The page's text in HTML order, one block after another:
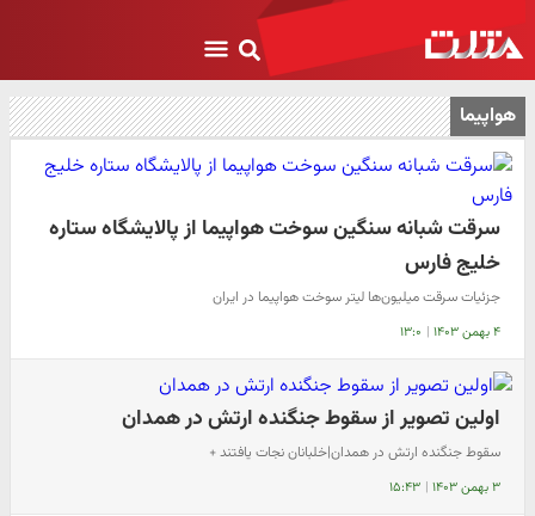
هواپیما
سرقت شبانه سنگین سوخت هواپیما از پالایشگاه ستاره
خلیج فارس
جزئیات سرقت میلیون‌ها لیتر سوخت هواپیما در ایران
۴ بهمن ۱۴۰۳ | ۱۳:۰
اولین تصویر از سقوط جنگنده ارتش در همدان
سقوط جنگنده ارتش در همدان|خلبانان نجات یافتند +
۳ بهمن ۱۴۰۳ | ۱۵:۴۳